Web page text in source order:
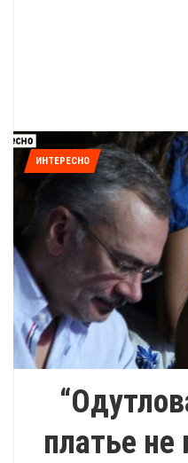
ИНТЕРЕСНО
платье не